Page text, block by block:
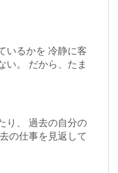
いるかを 冷静に客
い。 だから、たま
り、 過去の自分の
の仕事を見返して